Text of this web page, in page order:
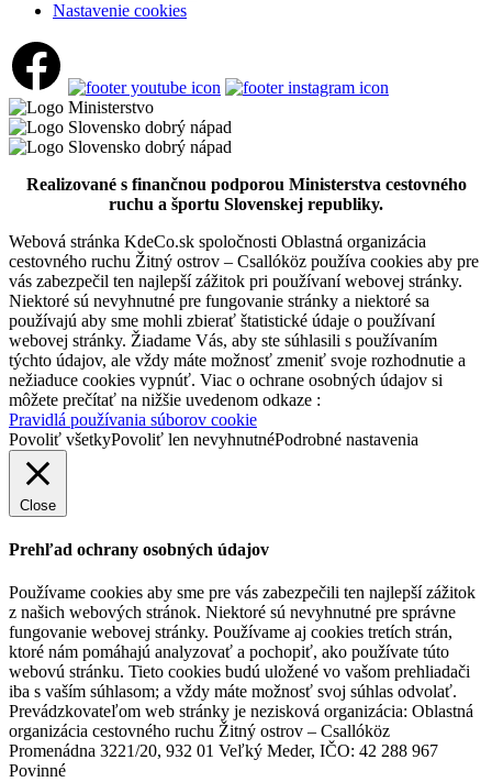
99 km,Prehliadka mesta
Cyklotúra Szigetköz-Žitný ostrov
228 km, Cyklovýlet
Nastavenie cookies
Realizované s finančnou podporou Ministerstva cestovného
ruchu a športu Slovenskej republiky.
Webová stránka KdeCo.sk spoločnosti Oblastná organizácia
cestovného ruchu Žitný ostrov – Csallóköz používa cookies aby pre
vás zabezpečil ten najlepší zážitok pri používaní webovej stránky.
Niektoré sú nevyhnutné pre fungovanie stránky a niektoré sa
používajú aby sme mohli zbierať štatistické údaje o používaní
webovej stránky. Žiadame Vás, aby ste súhlasili s používaním
týchto údajov, ale vždy máte možnosť zmeniť svoje rozhodnutie a
nežiaduce cookies vypnúť. Viac o ochrane osobných údajov si
môžete prečítať na nižšie uvedenom odkaze :
Pravidlá používania súborov cookie
Povoliť všetkyPovoliť len nevyhnutnéPodrobné nastavenia
Close
Prehľad ochrany osobných údajov
Používame cookies aby sme pre vás zabezpečili ten najlepší zážitok
z našich webových stránok. Niektoré sú nevyhnutné pre správne
fungovanie webovej stránky. Používame aj cookies tretích strán,
ktoré nám pomáhajú analyzovať a pochopiť, ako používate túto
webovú stránku. Tieto cookies budú uložené vo vašom prehliadači
iba s vaším súhlasom; a vždy máte možnosť svoj súhlas odvolať.
Prevádzkovateľom web stránky je nezisková organizácia: Oblastná
organizácia cestovného ruchu Žitný ostrov – Csallóköz
Promenádna 3221/20, 932 01 Veľký Meder, IČO: 42 288 967
Povinné